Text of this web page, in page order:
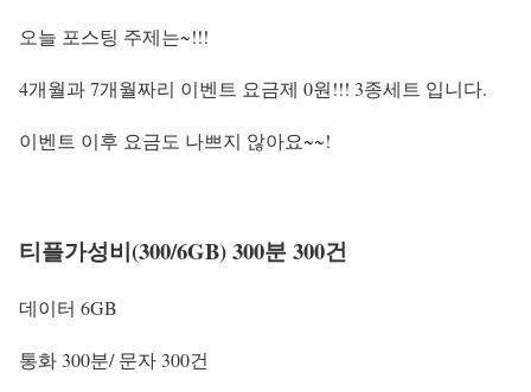
오늘 포스팅 주제는~!!!
4개월과 7개월짜리 이벤트 요금제 0원!!! 3종세트 입니다.
이벤트 이후 요금도 나쁘지 않아요~~!
티플가성비(300/6GB) 300분 300건
데이터 6GB
통화 300분/ 문자 300건